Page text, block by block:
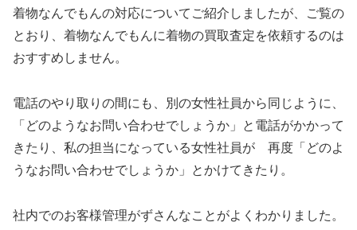
着物なんでもんの対応についてご紹介しましたが、ご覧の
とおり、着物なんでもんに着物の買取査定を依頼するのは
おすすめしません。
電話のやり取りの間にも、別の女性社員から同じように、
「どのようなお問い合わせでしょうか」と電話がかかって
きたり、私の担当になっている女性社員が 再度「どのよ
うなお問い合わせでしょうか」とかけてきたり。
社内でのお客様管理がずさんなことがよくわかりました。